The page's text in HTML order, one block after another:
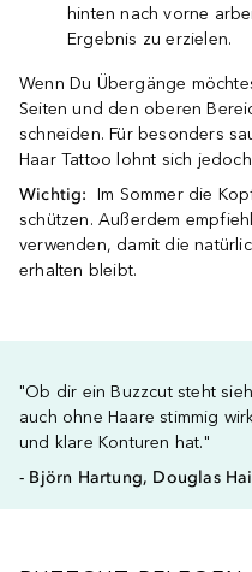
hinten nach vorne
Ergebnis zu erzielen.
Wenn Du Übergänge
Seiten und den oberen
schneiden. Für besonders
Haar Tattoo lohnt sich
Wichtig: Im Sommer die
schützen. Außerdem
verwenden, damit die
erhalten bleibt.
"Ob dir ein Buzzcut steht
auch ohne Haare stimmig
und klare Konturen hat."
- Björn Hartung, Douglas